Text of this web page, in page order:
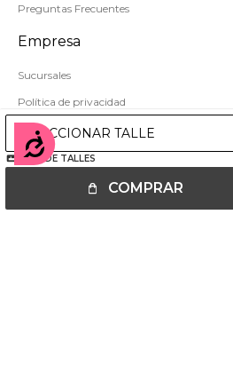
Accesibilidad
SELECCIONAR TALLE
GUÍA DE TALLES
COMPRAR
Preguntas Frecuentes
Empresa
Sucursales
Política de privacidad
Mapa del sitio